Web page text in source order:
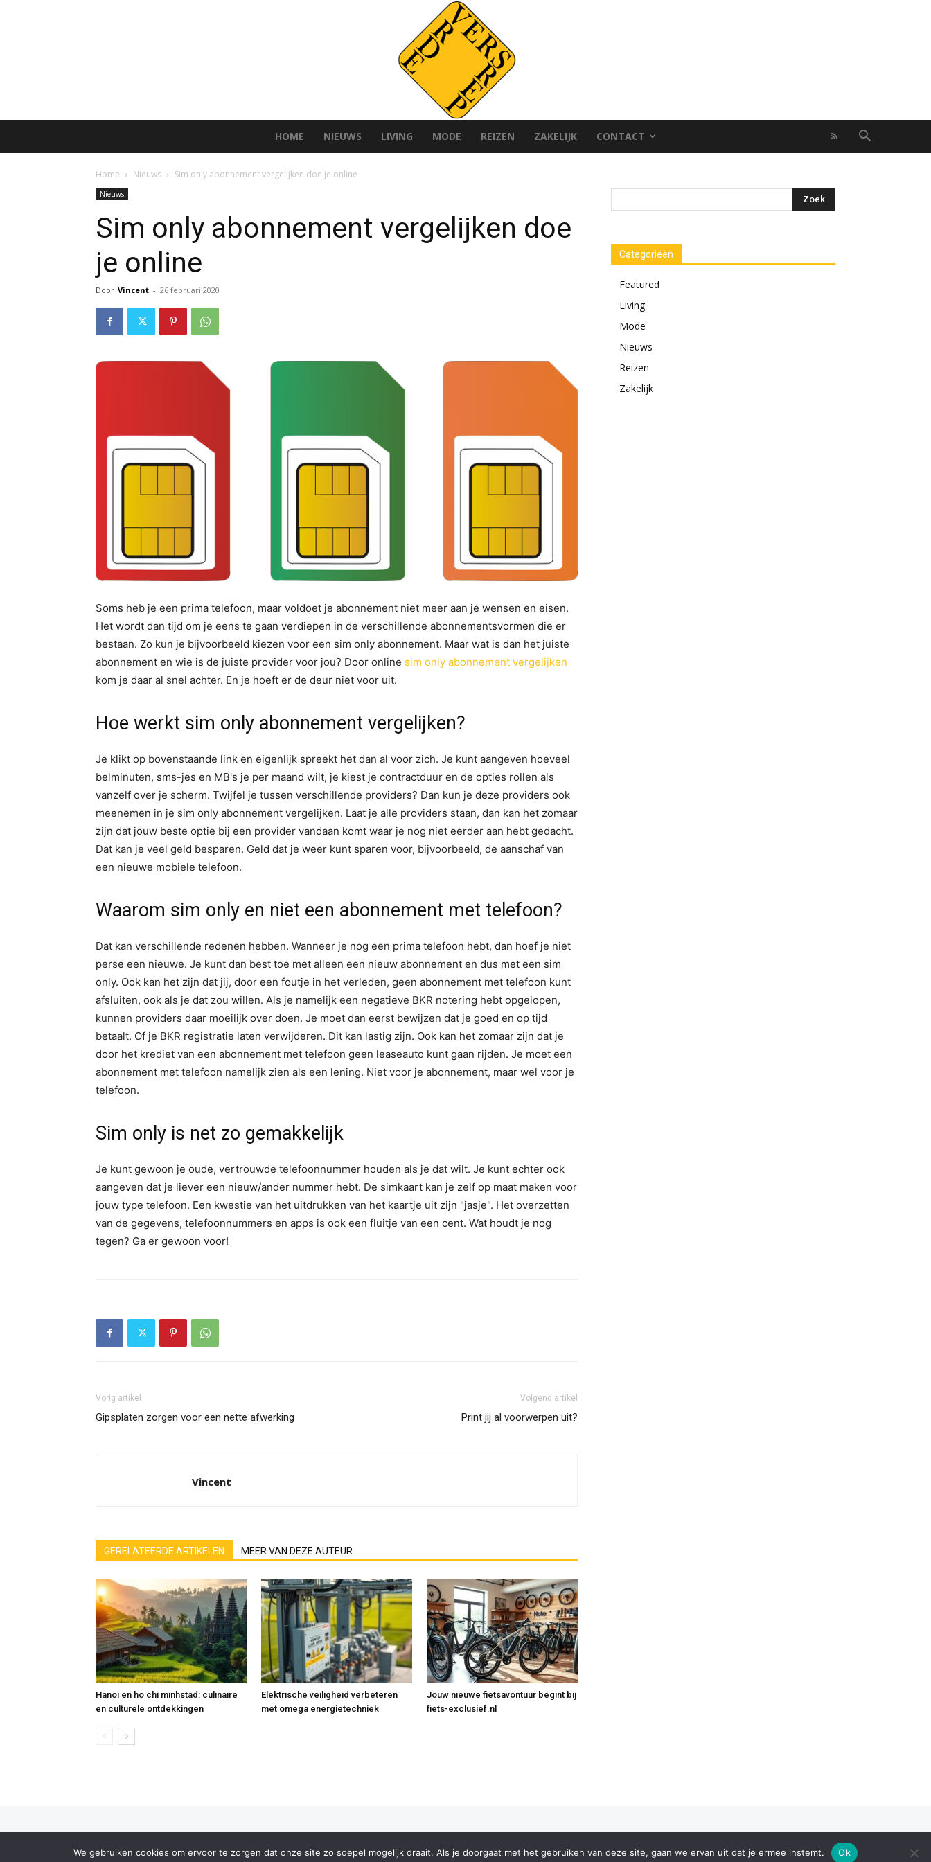
HOME NIEUWS LIVING MODE REIZEN ZAKELIJK CONTACT
Home Nieuws Sim only abonnement vergelijken doe je online
Nieuws
Sim only abonnement vergelijken doe
je online
Door Vincent - 26 februari 2020
Soms heb je een prima telefoon, maar voldoet je abonnement niet meer aan je wensen en eisen.
Het wordt dan tijd om je eens te gaan verdiepen in de verschillende abonnementsvormen die er
bestaan. Zo kun je bijvoorbeeld kiezen voor een sim only abonnement. Maar wat is dan het juiste
abonnement en wie is de juiste provider voor jou? Door online sim only abonnement vergelijken
kom je daar al snel achter. En je hoeft er de deur niet voor uit.
Hoe werkt sim only abonnement vergelijken?
Je klikt op bovenstaande link en eigenlijk spreekt het dan al voor zich. Je kunt aangeven hoeveel
belminuten, sms-jes en MB's je per maand wilt, je kiest je contractduur en de opties rollen als
vanzelf over je scherm. Twijfel je tussen verschillende providers? Dan kun je deze providers ook
meenemen in je sim only abonnement vergelijken. Laat je alle providers staan, dan kan het zomaar
zijn dat jouw beste optie bij een provider vandaan komt waar je nog niet eerder aan hebt gedacht.
Dat kan je veel geld besparen. Geld dat je weer kunt sparen voor, bijvoorbeeld, de aanschaf van
een nieuwe mobiele telefoon.
Waarom sim only en niet een abonnement met telefoon?
Dat kan verschillende redenen hebben. Wanneer je nog een prima telefoon hebt, dan hoef je niet
perse een nieuwe. Je kunt dan best toe met alleen een nieuw abonnement en dus met een sim
only. Ook kan het zijn dat jij, door een foutje in het verleden, geen abonnement met telefoon kunt
afsluiten, ook als je dat zou willen. Als je namelijk een negatieve BKR notering hebt opgelopen,
kunnen providers daar moeilijk over doen. Je moet dan eerst bewijzen dat je goed en op tijd
betaalt. Of je BKR registratie laten verwijderen. Dit kan lastig zijn. Ook kan het zomaar zijn dat je
door het krediet van een abonnement met telefoon geen leaseauto kunt gaan rijden. Je moet een
abonnement met telefoon namelijk zien als een lening. Niet voor je abonnement, maar wel voor je
telefoon.
Sim only is net zo gemakkelijk
Je kunt gewoon je oude, vertrouwde telefoonnummer houden als je dat wilt. Je kunt echter ook
aangeven dat je liever een nieuw/ander nummer hebt. De simkaart kan je zelf op maat maken voor
jouw type telefoon. Een kwestie van het uitdrukken van het kaartje uit zijn "jasje". Het overzetten
van de gegevens, telefoonnummers en apps is ook een fluitje van een cent. Wat houdt je nog
tegen? Ga er gewoon voor!
Vorig artikel
Gipsplaten zorgen voor een nette afwerking
Volgend artikel
Print jij al voorwerpen uit?
Vincent
GERELATEERDE ARTIKELEN MEER VAN DEZE AUTEUR
Hanoi en ho chi minhstad: culinaire
en culturele ontdekkingen
Elektrische veiligheid verbeteren
met omega energietechniek
Jouw nieuwe fietsavontuur begint bij
fiets-exclusief.nl
Categorieën
Featured
Living
Mode
Nieuws
Reizen
Zakelijk
We gebruiken cookies om ervoor te zorgen dat onze site zo soepel mogelijk draait. Als je doorgaat met het gebruiken van deze site, gaan we ervan uit dat je ermee instemt. Ok